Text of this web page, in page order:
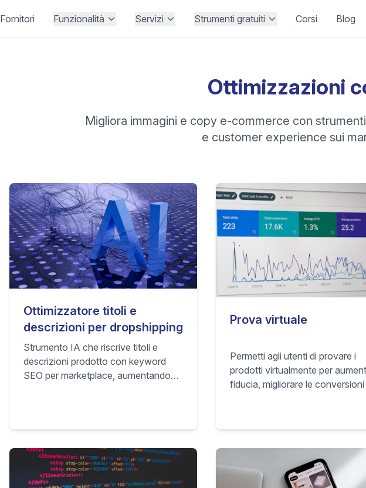
Fornitori Funzionalità Servizi Strumenti gratuiti Corsi Blog
Ottimizzazioni
Migliora immagini e copy e-commerce con
e customer experience sui
Ottimizzatore titoli e
descrizioni per dropshipping
Strumento IA che riscrive titoli e
descrizioni prodotto con keyword
SEO per marketplace, aumentando
Prova virtuale
Permetti agli utenti di provare i
prodotti virtualmente per
fiducia, migliorare le conversioni